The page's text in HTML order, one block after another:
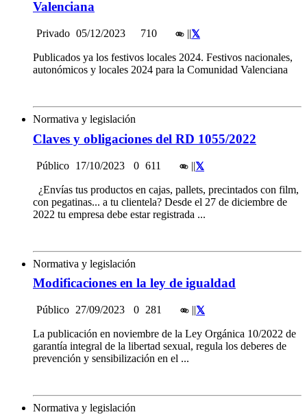
Valenciana
Privado 05/12/2023 710 ||
Publicados ya los festivos locales 2024. Festivos nacionales,
autonómicos y locales 2024 para la Comunidad Valenciana
Normativa y legislación
Claves y obligaciones del RD 1055/2022
Público 17/10/2023 0 611 ||
¿Envías tus productos en cajas, pallets, precintados con film,
con pegatinas... a tu clientela? Desde el 27 de diciembre de
2022 tu empresa debe estar registrada ...
Normativa y legislación
Modificaciones en la ley de igualdad
Público 27/09/2023 0 281 ||
La publicación en noviembre de la Ley Orgánica 10/2022 de
garantía integral de la libertad sexual, regula los deberes de
prevención y sensibilización en el ...
Normativa y legislación